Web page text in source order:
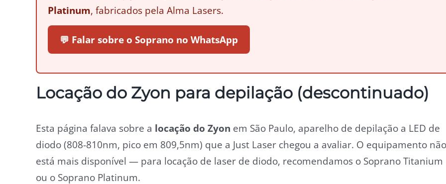
Platinum, fabricados pela Alma Lasers.
💬 Falar sobre o Soprano no WhatsApp
Locação do Zyon para depilação (descontinuado)
Esta página falava sobre a locação do Zyon em São Paulo, aparelho de depilação a LED de
diodo (808-810nm, pico em 809,5nm) que a Just Laser chegou a avaliar. O equipamento não
está mais disponível — para locação de laser de diodo, recomendamos o Soprano Titanium
ou o Soprano Platinum.